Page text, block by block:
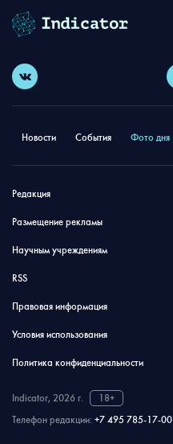
Новости События Фото дня
Редакция
Размещение рекламы
Научным учреждениям
RSS
Правовая информация
Условия использования
Политика конфиденциальности
Indicator, 2026 г.
18+
Телефон редакции: +7 495 785-17-00